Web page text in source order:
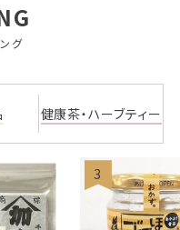
グ
健康茶・ハーブティー